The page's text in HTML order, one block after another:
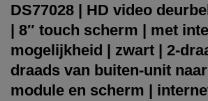
DS77028 | HD video
| 8″ touch scherm | met
mogelijkheid | zwart | 2-
draads van buiten-unit
module en scherm |